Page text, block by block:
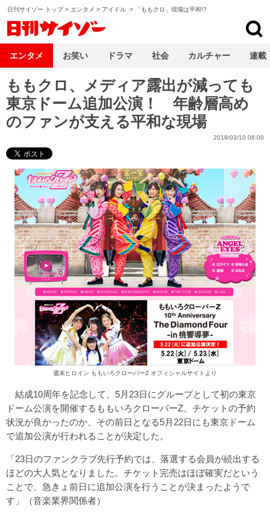
日刊サイゾー トップ> エンタメ > アイドル > 「ももクロ」現場は平和!?
ももクロ、メディア露出が減っても
東京ドーム追加公演！ 年齢層高め
のファンが支える平和な現場
2018/03/10 08:00
週末ヒロイン ももいろクローバーZ オフィシャルサイトより
結成10周年を記念して、5月23日にグループとして初の東京
ドーム公演を開催するももいろクローバーZ。チケットの予約
状況が良かったのか、その前日となる5月22日にも東京ドーム
で追加公演が行われることが決定した。
「23日のファンクラブ先行予約では、落選する会員が続出する
ほどの大人気となりました。チケット完売はほぼ確実だという
ことで、急きょ前日に追加公演を行うことが決まったようで
す」（音楽業界関係者）
エンタメ お笑い ドラマ 社会 カルチャー 連載